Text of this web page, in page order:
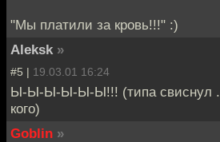
"Мы платили за кровь!!!" :)
Aleksk »
#5 | 19.03.01 16:24
Ы-Ы-Ы-Ы-Ы-Ы!!! (типа свиснул
кого)
Goblin »